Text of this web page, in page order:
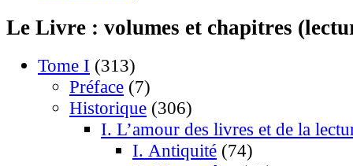
Le Livre : volumes et chapitres
Tome I (313)
Préface (7)
Historique (306)
I. L’amour des livres et de la
I. Antiquité (74)